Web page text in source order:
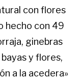
con flores
hecho con 49
ginebras
y flores,
a la acedera»